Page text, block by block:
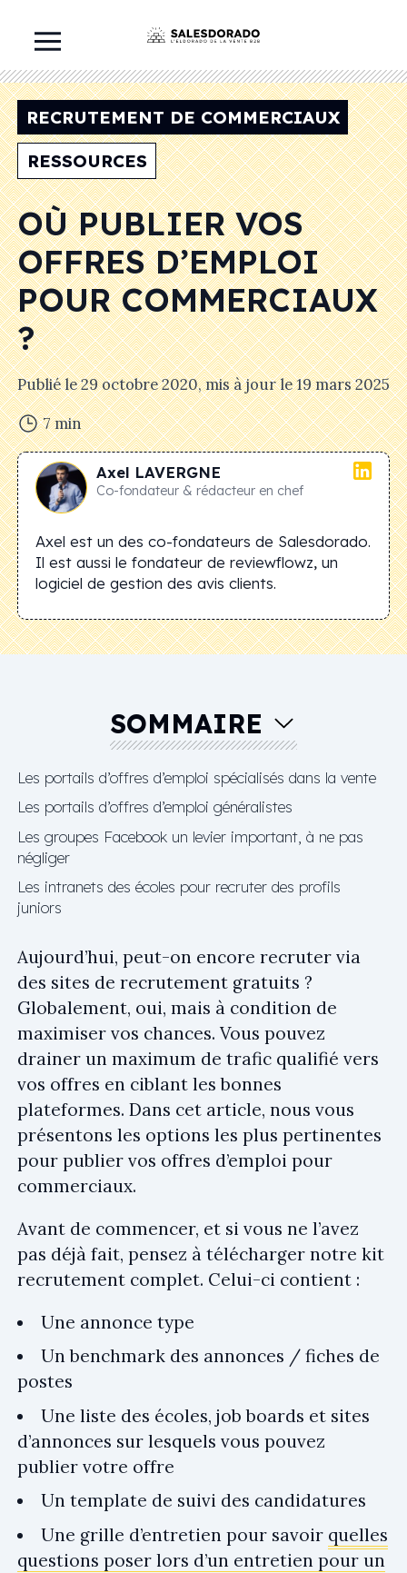
RECRUTEMENT DE COMMERCIAUX
RESSOURCES
OÙ PUBLIER VOS
OFFRES D’EMPLOI
POUR COMMERCIAUX
?
Publié le29 octobre 2020, mis à jour le19 mars 2025
7 min
Axel LAVERGNE
Co-fondateur & rédacteur en chef
Axel est un des co-fondateurs de Salesdorado.
Il est aussi le fondateur de reviewflowz, un
logiciel de gestion des avis clients.
SOMMAIRE
Les portails d’offres d’emploi spécialisés dans la vente
Les portails d’offres d’emploi généralistes
Les groupes Facebook un levier important, à ne pas
négliger
Les intranets des écoles pour recruter des profils
juniors
Aujourd’hui, peut-on encore recruter via
des sites de recrutement gratuits ?
Globalement, oui, mais à condition de
maximiser vos chances. Vous pouvez
drainer un maximum de trafic qualifié vers
vos offres en ciblant les bonnes
plateformes. Dans cet article, nous vous
présentons les options les plus pertinentes
pour publier vos offres d’emploi pour
commerciaux.
Avant de commencer, et si vous ne l’avez
pas déjà fait, pensez à télécharger notre kit
recrutement complet. Celui-ci contient :
Une annonce type
Un benchmark des annonces / fiches de
postes
Une liste des écoles, job boards et sites
d’annonces sur lesquels vous pouvez
publier votre offre
Un template de suivi des candidatures
Une grille d’entretien pour savoir quelles
questions poser lors d’un entretien pour un